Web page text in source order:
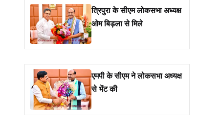
त्रिपुरा के सीएम लोकसभा अध्यक्ष
ओम बिड़ला से मिले
एमपी के सीएम ने लोकसभा अध्यक्ष
से भेंट की